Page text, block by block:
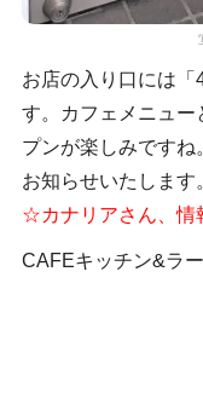
お店の入り口には「
す。カフェメニュー
プンが楽しみですね
お知らせいたします
☆カナリアさん、情
CAFEキッチン&ラ